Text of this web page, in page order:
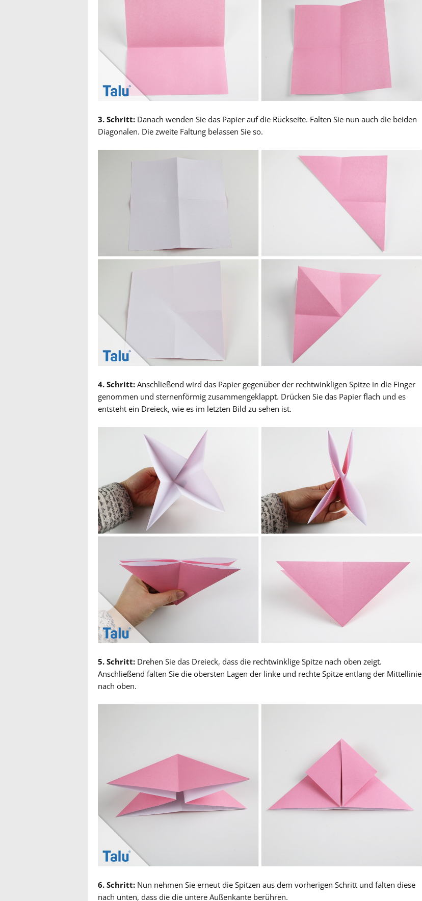
3. Schritt: Danach wenden Sie das Papier auf die Rückseite. Falten Sie nun auch die beiden
Diagonalen. Die zweite Faltung belassen Sie so.
4. Schritt: Anschließend wird das Papier gegenüber der rechtwinkligen Spitze in die Finger
genommen und sternenförmig zusammengeklappt. Drücken Sie das Papier flach und es
entsteht ein Dreieck, wie es im letzten Bild zu sehen ist.
5. Schritt: Drehen Sie das Dreieck, dass die rechtwinklige Spitze nach oben zeigt.
Anschließend falten Sie die obersten Lagen der linke und rechte Spitze entlang der Mittellinie
nach oben.
6. Schritt: Nun nehmen Sie erneut die Spitzen aus dem vorherigen Schritt und falten diese
nach unten, dass die die untere Außenkante berühren.